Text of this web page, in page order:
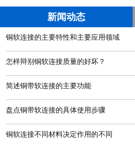
新闻动态
铜软连接的主要特性和主要应用领域
怎样辩别铜软连接质量的好坏？
简述铜带软连接的主要功能
盘点铜带软连接的具体使用步骤
铜软连接不同材料决定作用的不同